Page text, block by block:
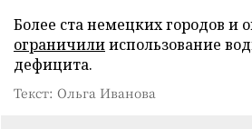
Более ста немецких городов и
ограничилииспользование
дефицита.
Текст: Ольга Иванова